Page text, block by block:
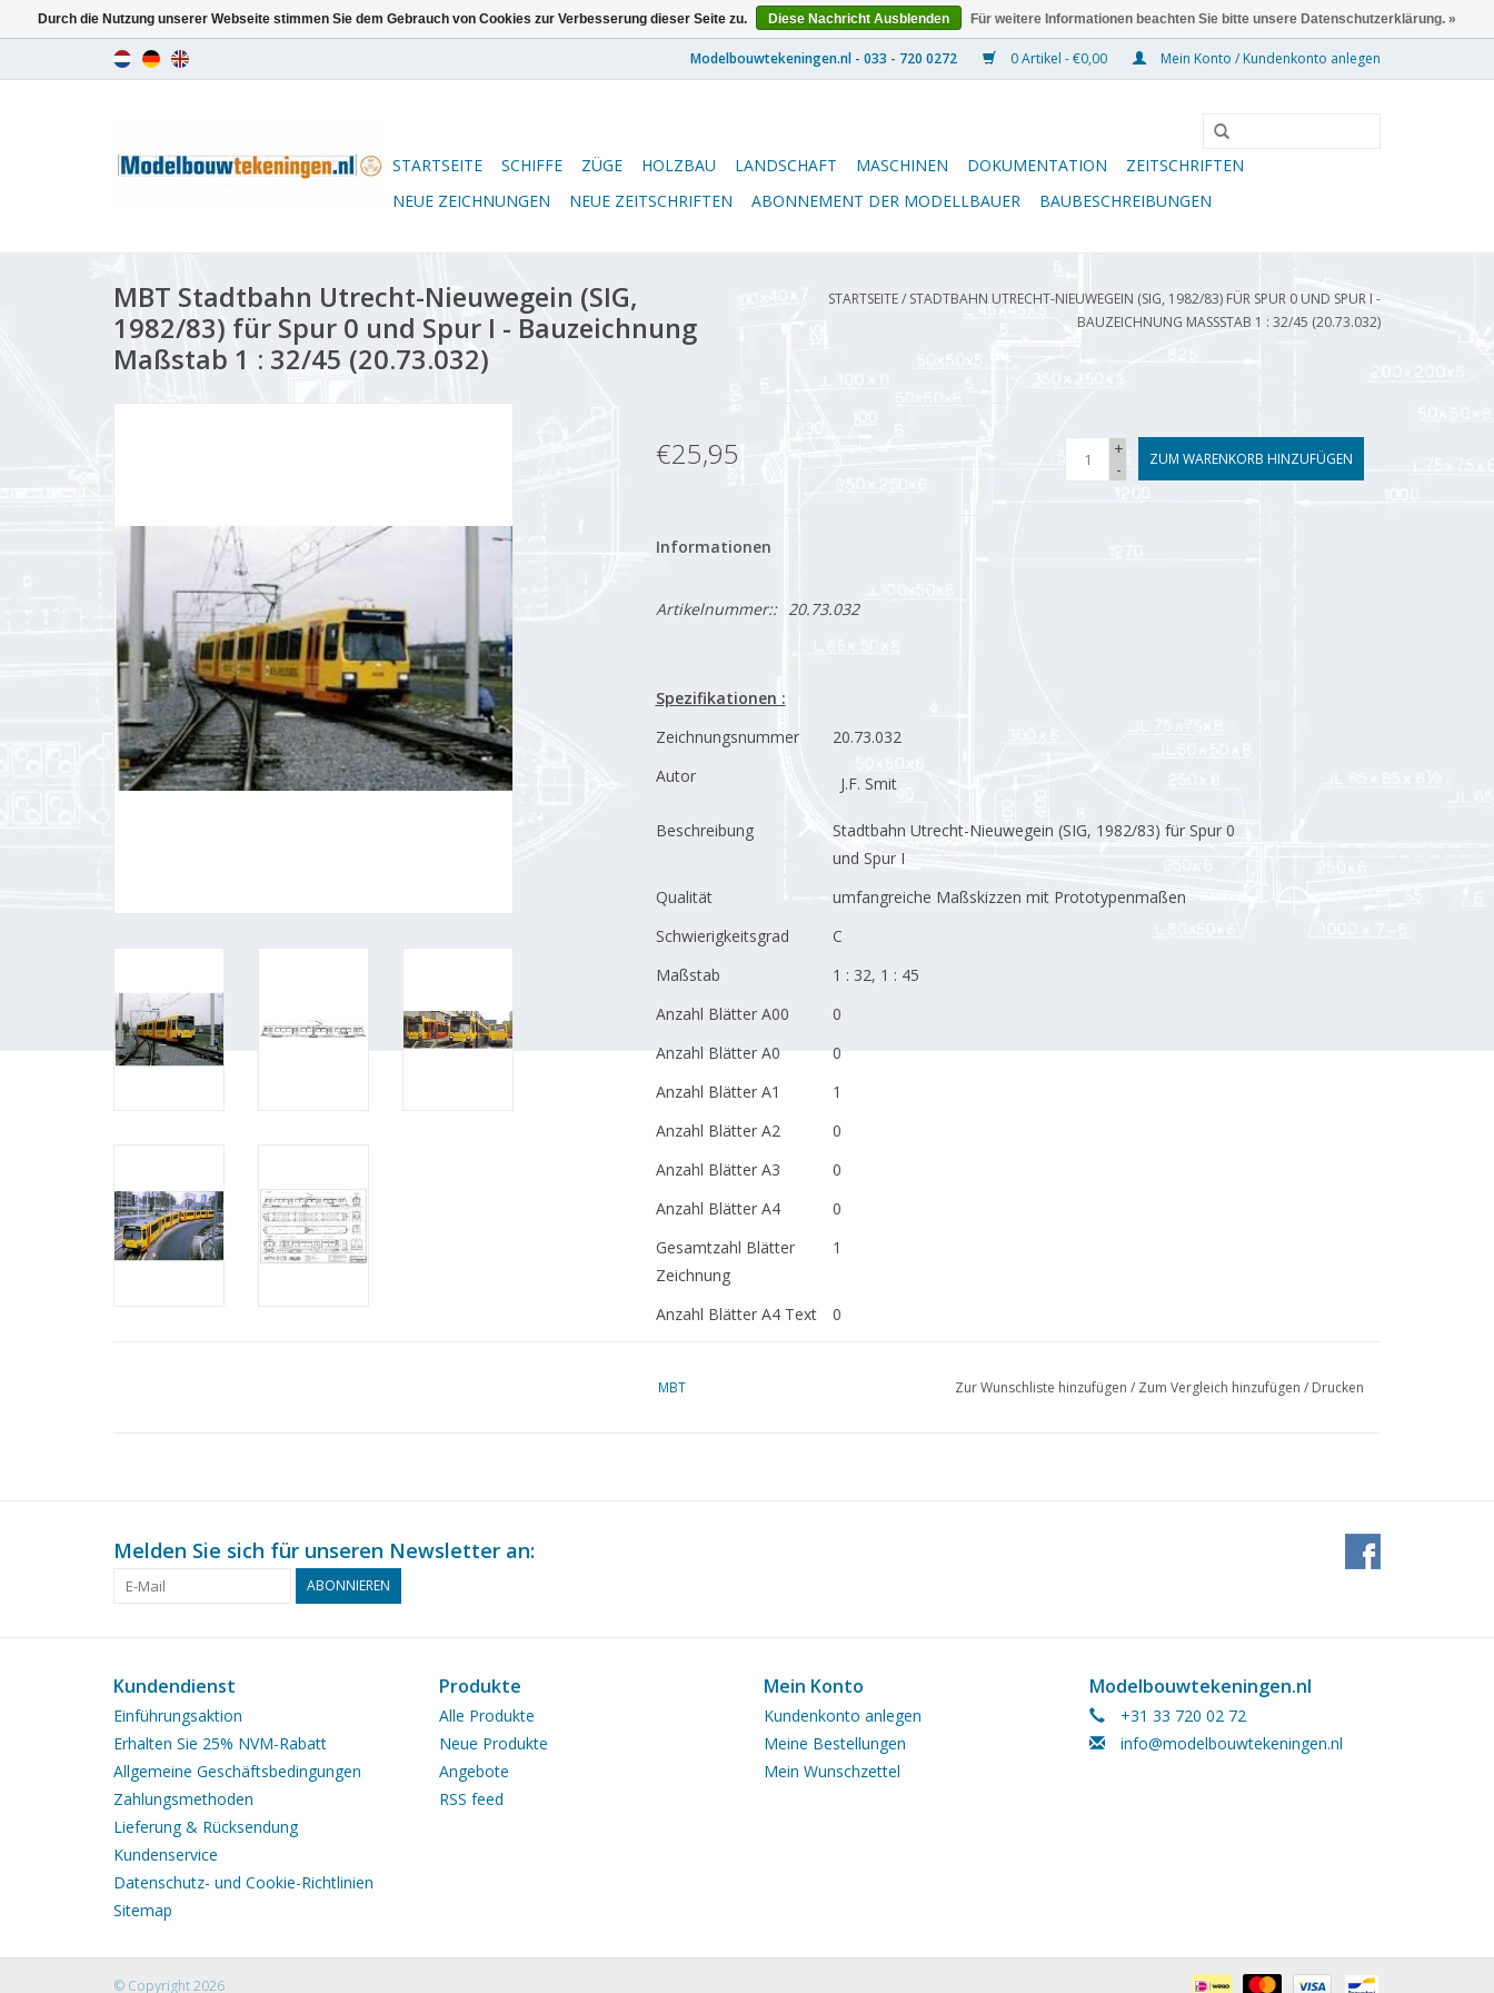
0 Artikel - €0,00 Mein Konto / Kundenkonto anlegen
STARTSEITE SCHIFFE ZÜGE HOLZBAU LANDSCHAFT MASCHINEN DOKUMENTATION
ZEITSCHRIFTEN
NEUE ZEICHNUNGEN
NEUE ZEITSCHRIFTEN ABONNEMENT DER MODELLBAUER BAUBESCHREIBUNGEN
MBT Stadtbahn Utrecht-Nieuwegein (SIG,
1982/83) für Spur 0 und Spur I - Bauzeichnung
Maßstab 1 : 32/45 (20.73.032)
STARTSEITE/ STADTBAHN UTRECHT-NIEUWEGEIN (SIG, 1982/83) FÜR SPUR 0 UND SPUR I -
BAUZEICHNUNG MASSSTAB 1 : 32/45 (20.73.032)
€25,95
+
-
ZUM WARENKORB HINZUFÜGEN
Informationen
Artikelnummer:: 20.73.032
Spezifikationen :
Zeichnungsnummer
20.73.032
Autor
J.F. Smit
Beschreibung
Stadtbahn Utrecht-Nieuwegein (SIG, 1982/83) für Spur 0
und Spur I
Qualität
umfangreiche Maßskizzen mit Prototypenmaßen
Schwierigkeitsgrad
C
Maßstab
1 : 32, 1 : 45
Anzahl Blätter A00
0
Anzahl Blätter A0
0
Anzahl Blätter A1
1
Anzahl Blätter A2
0
Anzahl Blätter A3
0
Anzahl Blätter A4
0
Gesamtzahl Blätter
Zeichnung
1
Anzahl Blätter A4 Text
0
Besonderheiten
MBT Zur Wunschliste hinzufügen / Zum Vergleich hinzufügen / Drucken
Melden Sie sich für unseren Newsletter an:
ABONNIEREN
Kundendienst
Einführungsaktion
Erhalten Sie 25% NVM-Rabatt
Allgemeine Geschäftsbedingungen
Zahlungsmethoden
Lieferung & Rücksendung
Kundenservice
Datenschutz- und Cookie-Richtlinien
Sitemap
Produkte
Alle Produkte
Neue Produkte
Angebote
RSS feed
Mein Konto
Kundenkonto anlegen
Meine Bestellungen
Mein Wunschzettel
Modelbouwtekeningen.nl
+31 33 720 02 72
info@modelbouwtekeningen.nl
© Copyright 2026
Durch die Nutzung unserer Webseite stimmen Sie dem Gebrauch von Cookies zur Verbesserung dieser Seite zu. Diese Nachricht Ausblenden Für weitere Informationen beachten Sie bitte unsere Datenschutzerklärung. »